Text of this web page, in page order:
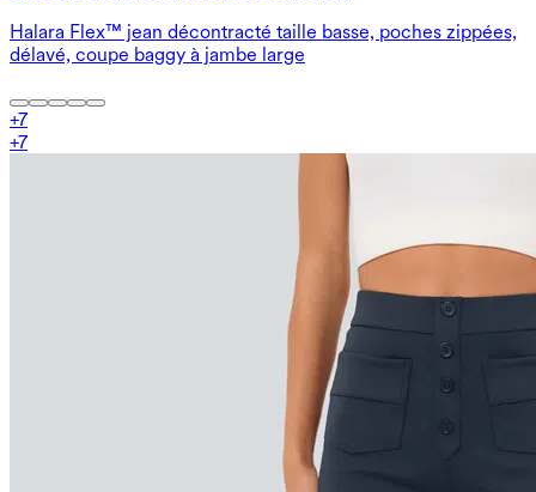
Halara Flex™ jean décontracté taille basse, poches zippées,
délavé, coupe baggy à jambe large
+7
+7